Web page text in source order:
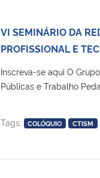
VI SEMINÁRIO DA
PROFISSIONAL E
Inscreva-se aqui O
Públicas e Trabalho
Tags: COLÓQUIO CTISM